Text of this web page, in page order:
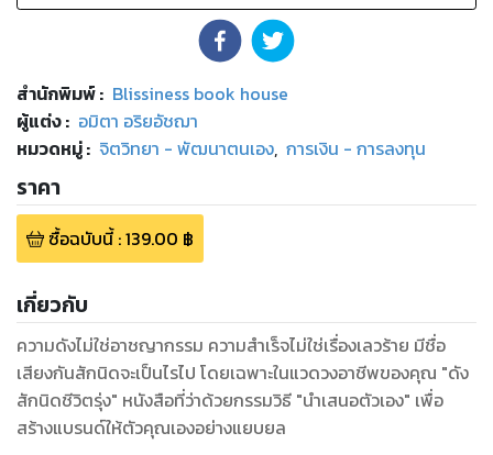
สำนักพิมพ์: Blissiness book house
ผู้แต่ง : อมิตา อริยอัชฌา
หมวดหมู่: จิตวิทยา - พัฒนาตนเอง, การเงิน - การลงทุน
ราคา
ซื้อฉบับนี้:139.00 ฿
เกี่ยวกับ
ความดังไม่ใช่อาชญากรรม ความสำเร็จไม่ใช่เรื่องเลวร้าย มีชื่อ
เสียงกันสักนิดจะเป็นไรไป โดยเฉพาะในแวดวงอาชีพของคุณ "ดัง
สักนิดชีวิตรุ่ง" หนังสือที่ว่าด้วยกรรมวิธี "นำเสนอตัวเอง" เพื่อ
สร้างแบรนด์ให้ตัวคุณเองอย่างแยบยล